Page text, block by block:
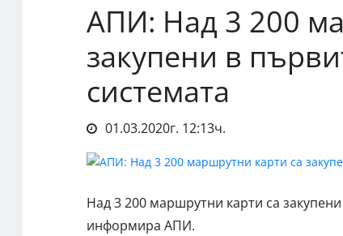
АПИ: Над 3 200
закупени в
системата
01.03.2020г. 12:13ч.
Над 3 200 маршрутни карти са
информира АПИ.